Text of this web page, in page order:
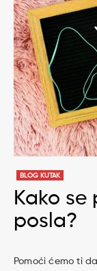
BLOG KUTAK
Kako se
posla?
Pomoći ćemo ti